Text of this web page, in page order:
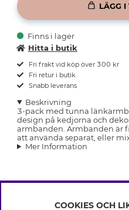
LÄGG I
Finns i lager
Hitta i butik
Fri frakt vid köp över 300 kr
Fri retur i butik
Snabb leverans
Beskrivning
3-pack med tunna
design på kedjorna och
armbanden. Armbanden är
att använda separat, eller
Mer Information
COOKIES OCH